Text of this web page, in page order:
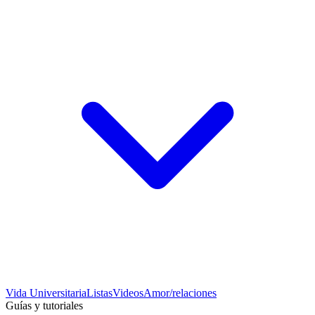
Vida UniversitariaListasVideosAmor/relaciones
Guías y tutoriales